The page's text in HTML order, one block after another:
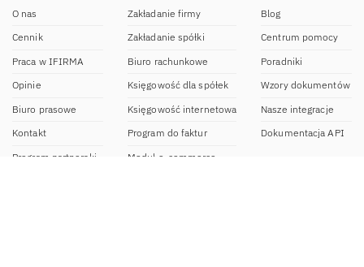
O nas
Cennik
Praca w IFIRMA
Opinie
Biuro prasowe
Kontakt
Program partnerski
Zakładanie firmy
Zakładanie spółki
Biuro rachunkowe
Księgowość dla spółek
Księgowość internetowa
Program do faktur
Moduł e-commerce
Blog
Centrum pomocy
Poradniki
Wzory dokumentów
Nasze integracje
Dokumentacja API